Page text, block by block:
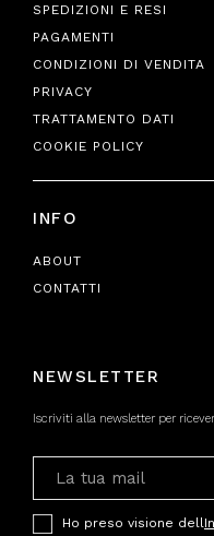
SPEDIZIONI E RESI
PAGAMENTI
CONDIZIONI DI VENDITA
PRIVACY
TRATTAMENTO DATI
COOKIE POLICY
INFO
ABOUT
CONTATTI
NEWSLETTER
Iscriviti alla newsletter per
Ho preso visione dell